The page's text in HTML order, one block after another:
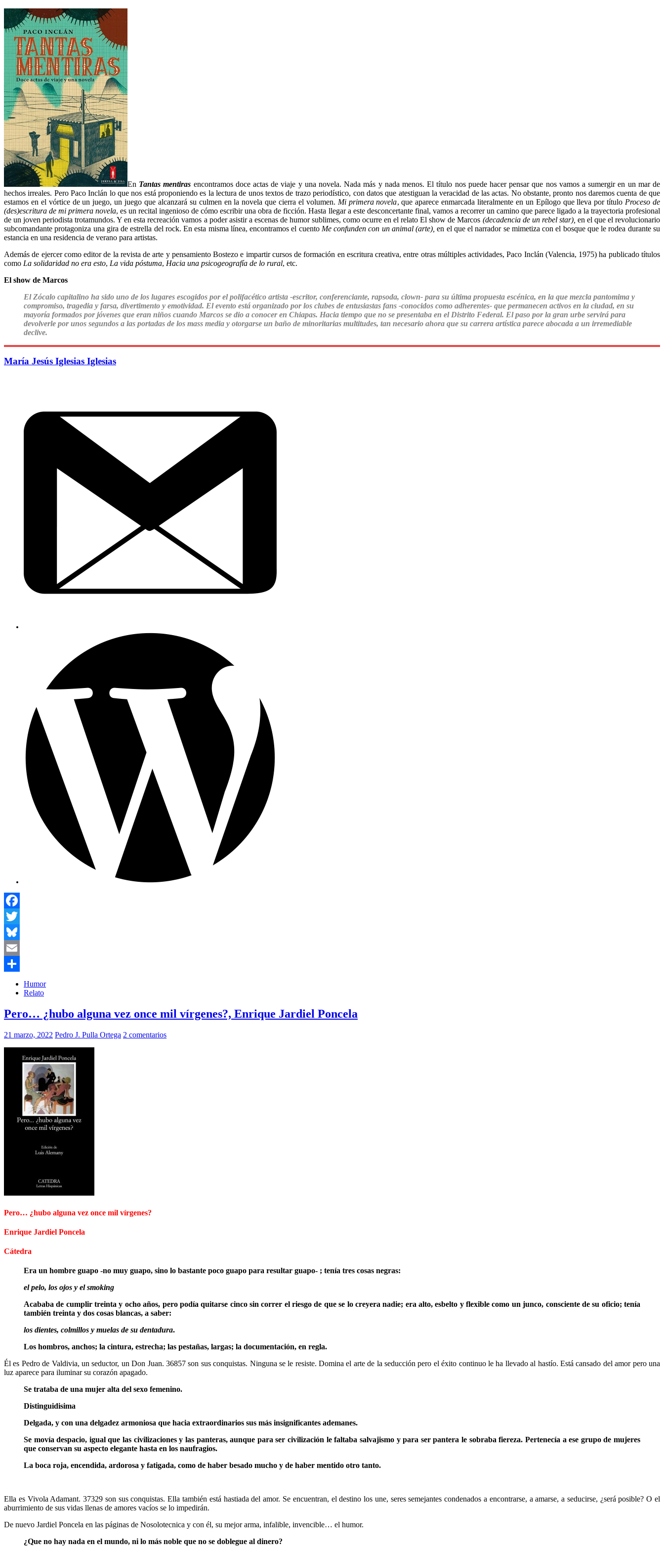
En Tantas mentiras encontramos doce actas de viaje y una novela. Nada más y nada menos. El título nos puede hacer pensar que nos vamos a sumergir en un mar de
hechos irreales. Pero Paco Inclán lo que nos está proponiendo es la lectura de unos textos de trazo periodístico, con datos que atestiguan la veracidad de las actas. No obstante, pronto nos daremos cuenta de que
estamos en el vórtice de un juego, un juego que alcanzará su culmen en la novela que cierra el volumen. Mi primera novela, que aparece enmarcada literalmente en un Epílogo que lleva por título Proceso de
(des)escritura de mi primera novela, es un recital ingenioso de cómo escribir una obra de ficción. Hasta llegar a este desconcertante final, vamos a recorrer un camino que parece ligado a la trayectoria profesional
de un joven periodista trotamundos. Y en esta recreación vamos a poder asistir a escenas de humor sublimes, como ocurre en el relato El show de Marcos (decadencia de un rebel star), en el que el revolucionario
subcomandante protagoniza una gira de estrella del rock. En esta misma línea, encontramos el cuento Me confunden con un animal (arte), en el que el narrador se mimetiza con el bosque que le rodea durante su
estancia en una residencia de verano para artistas.
Además de ejercer como editor de la revista de arte y pensamiento Bostezo e impartir cursos de formación en escritura creativa, entre otras múltiples actividades, Paco Inclán (Valencia, 1975) ha publicado títulos
como La solidaridad no era esto, La vida póstuma, Hacia una psicogeografía de lo rural, etc.
El show de Marcos
El Zócalo capitalino ha sido uno de los lugares escogidos por el polifacético artista -escritor, conferenciante, rapsoda, clown- para su última propuesta escénica, en la que mezcla pantomima y
compromiso, tragedia y farsa, divertimento y emotividad. El evento está organizado por los clubes de entusiastas fans -conocidos como adherentes- que permanecen activos en la ciudad, en su
mayoría formados por jóvenes que eran niños cuando Marcos se dio a conocer en Chiapas. Hacia tiempo que no se presentaba en el Distrito Federal. El paso por la gran urbe servirá para
devolverle por unos segundos a las portadas de los mass media y otorgarse un baño de minoritarias multitudes, tan necesario ahora que su carrera artística parece abocada a un irremediable
declive.
María Jesús Iglesias Iglesias
Facebook
Twitter
Bluesky
Email
Compartir
Humor
Relato
Pero… ¿hubo alguna vez once mil vírgenes?, Enrique Jardiel Poncela
21 marzo, 2022 Pedro J. Pulla Ortega 2 comentarios
Pero… ¿hubo alguna vez once mil vírgenes?
Enrique Jardiel Poncela
Cátedra
Era un hombre guapo -no muy guapo, sino lo bastante poco guapo para resultar guapo- ; tenía tres cosas negras:
el pelo, los ojos y el smoking
Acababa de cumplir treinta y ocho años, pero podía quitarse cinco sin correr el riesgo de que se lo creyera nadie; era alto, esbelto y flexible como un junco, consciente de su oficio; tenía
también treinta y dos cosas blancas, a saber:
los dientes, colmillos y muelas de su dentadura.
Los hombros, anchos; la cintura, estrecha; las pestañas, largas; la documentación, en regla.
Él es Pedro de Valdivia, un seductor, un Don Juan. 36857 son sus conquistas. Ninguna se le resiste. Domina el arte de la seducción pero el éxito continuo le ha llevado al hastío. Está cansado del amor pero una
luz aparece para iluminar su corazón apagado.
Se trataba de una mujer alta del sexo femenino.
Distinguidisima
Delgada, y con una delgadez armoniosa que hacia extraordinarios sus más insignificantes ademanes.
Se movía despacio, igual que las civilizaciones y las panteras, aunque para ser civilización le faltaba salvajismo y para ser pantera le sobraba fiereza. Pertenecía a ese grupo de mujeres
que conservan su aspecto elegante hasta en los naufragios.
La boca roja, encendida, ardorosa y fatigada, como de haber besado mucho y de haber mentido otro tanto.
Ella es Vivola Adamant. 37329 son sus conquistas. Ella también está hastiada del amor. Se encuentran, el destino los une, seres semejantes condenados a encontrarse, a amarse, a seducirse, ¿será posible? O el
aburrimiento de sus vidas llenas de amores vacíos se lo impedirán.
De nuevo Jardiel Poncela en las páginas de Nosolotecnica y con él, su mejor arma, infalible, invencible… el humor.
¿Que no hay nada en el mundo, ni lo más noble que no se doblegue al dinero?